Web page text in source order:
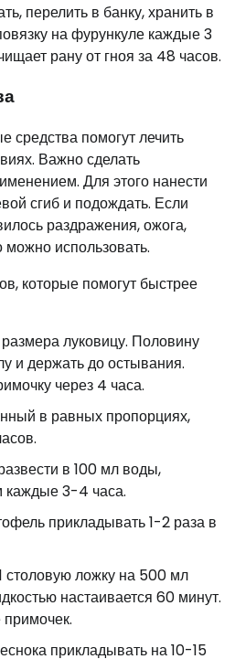
перелить в банку, хранить в
на фурункуле каждые 3
рану от гноя за 48 часов.
средства помогут лечить
Важно сделать
Для этого нанести
сгиб и подождать. Если
раздражения, ожога,
можно использовать.
которые помогут быстрее
луковицу. Половину
и держать до остывания.
через 4 часа.
в равных пропорциях,
в 100 мл воды,
каждые 3-4 часа.
прикладывать 1-2 раза в
столовую ложку на 500 мл
настаивается 60 минут.
прикладывать на 10-15